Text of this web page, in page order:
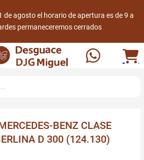
de agosto el horario de apertura es de 9 a
permaneceremos cerrados
BENZ CLASE
D 300 (124.130)